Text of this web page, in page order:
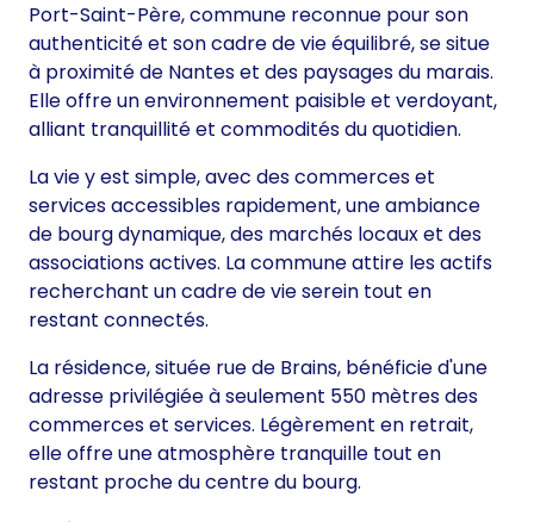
Port-Saint-Père, commune reconnue pour son
authenticité et son cadre de vie équilibré, se situe
à proximité de Nantes et des paysages du marais.
Elle offre un environnement paisible et verdoyant,
alliant tranquillité et commodités du quotidien.
La vie y est simple, avec des commerces et
services accessibles rapidement, une ambiance
de bourg dynamique, des marchés locaux et des
associations actives. La commune attire les actifs
recherchant un cadre de vie serein tout en
restant connectés.
La résidence, située rue de Brains, bénéficie d'une
adresse privilégiée à seulement 550 mètres des
commerces et services. Légèrement en retrait,
elle offre une atmosphère tranquille tout en
restant proche du centre du bourg.